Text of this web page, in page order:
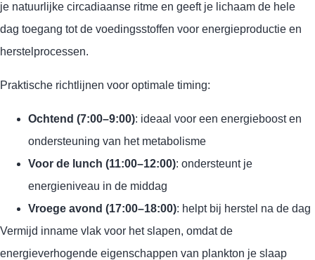
je natuurlijke circadiaanse ritme en geeft je lichaam de hele
dag toegang tot de voedingsstoffen voor energieproductie en
herstelprocessen.
Praktische richtlijnen voor optimale timing:
Ochtend (7:00–9:00): ideaal voor een energieboost en
ondersteuning van het metabolisme
Voor de lunch (11:00–12:00): ondersteunt je
energieniveau in de middag
Vroege avond (17:00–18:00): helpt bij herstel na de dag
Vermijd inname vlak voor het slapen, omdat de
energieverhogende eigenschappen van plankton je slaap